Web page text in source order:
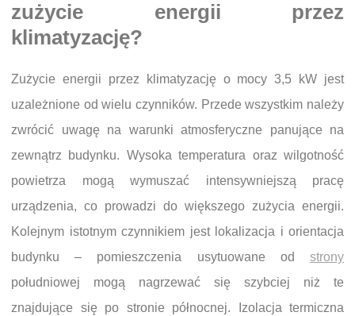
zużycie energii przez
klimatyzację?
Zużycie energii przez klimatyzację o mocy 3,5 kW jest
uzależnione od wielu czynników. Przede wszystkim należy
zwrócić uwagę na warunki atmosferyczne panujące na
zewnątrz budynku. Wysoka temperatura oraz wilgotność
powietrza mogą wymuszać intensywniejszą pracę
urządzenia, co prowadzi do większego zużycia energii.
Kolejnym istotnym czynnikiem jest lokalizacja i orientacja
budynku – pomieszczenia usytuowane od strony
południowej mogą nagrzewać się szybciej niż te
znajdujące się po stronie północnej. Izolacja termiczna